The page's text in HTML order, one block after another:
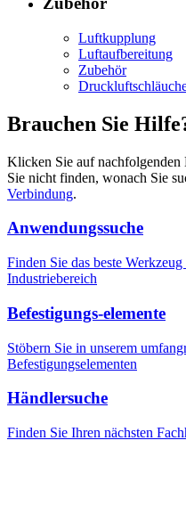
Luftkupplung
Luftaufbereitung
Zubehör
Brauchen Sie
Klicken Sie auf
Sie nicht finden, wonach Sie
Verbindung.
Anwendungssuche
Finden Sie das beste
Industriebereich
Befestigungs-elemente
Stöbern Sie in unserem
Befestigungselementen
Händlersuche
Finden Sie Ihren nächsten